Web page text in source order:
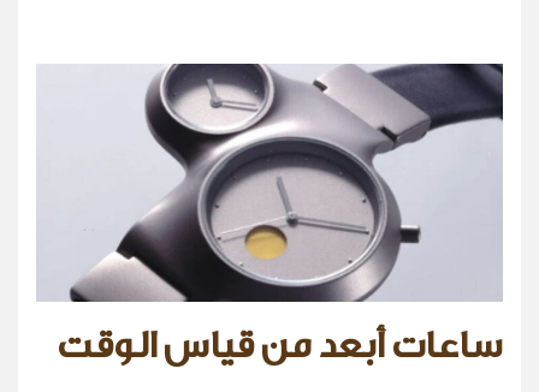
ساعات أبعد من قياس الوقت